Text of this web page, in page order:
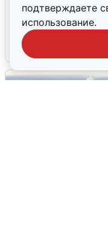
подтверждаете
использование.
МЧС ответило
грохоте в
7 августа